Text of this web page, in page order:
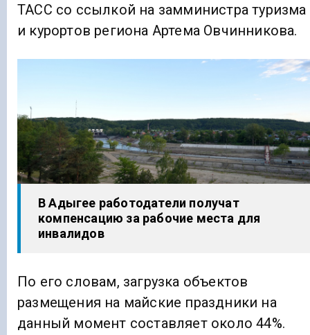
ТАСС со ссылкой на замминистра туризма
и курортов региона Артема Овчинникова.
В Адыгее работодатели получат
компенсацию за рабочие места для
инвалидов
По его словам, загрузка объектов
размещения на майские праздники на
данный момент составляет около 44%.